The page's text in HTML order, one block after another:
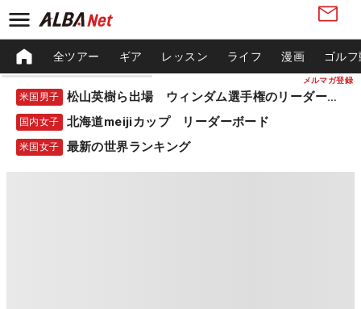
メルマガ登録
全ツアー ギア レッスン ライフ 漫画 ゴル
米国男子 松山英樹ら出場 ウィンダム選手権のリーダーボード
国内女子 北海道meijiカップ リーダーボード
米国女子 最新の世界ランキング